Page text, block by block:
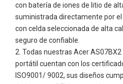
con batería de iones de litio de
suministrada directamente por
con celda seleccionada de alta
seguro de confiable.
Todas nuestras Acer AS07BX2
portátil cuentan con los
ISO9001/ 9002, sus diseños